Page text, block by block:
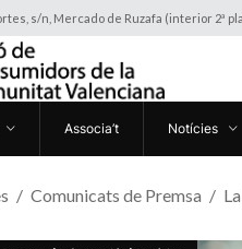
s/n, Mercado de Ruzafa (interior 2ª
Associa’t Notícies
Comunicats de Premsa